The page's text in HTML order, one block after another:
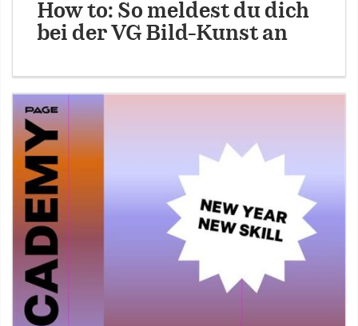
How to: So meldest du dich
bei der VG Bild-Kunst an